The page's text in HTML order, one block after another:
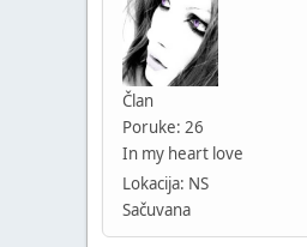
Član
Poruke: 26
In my heart love
Lokacija: NS
Sačuvana